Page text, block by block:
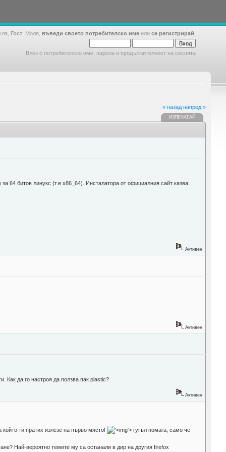
Гост . Моля, въведи своето потребителско име или се регистрирай
Влез с потребителско име, парола и продължителност на сесията
« назад напред »
ИЗПЕЧАТАЙ
64 битов линукс (т.е x86_64). Инсталатора от официалния сайт казва:
Активен
Активен
Как да го настроя да ползва пак plastic?
Активен
ти пратих излезе на първо място! '> гугъл помага, само че
Hай-вероятно темите му са останали в дир на другия firefox